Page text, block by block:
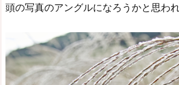
頭の写真のアングルになろうかと思われ